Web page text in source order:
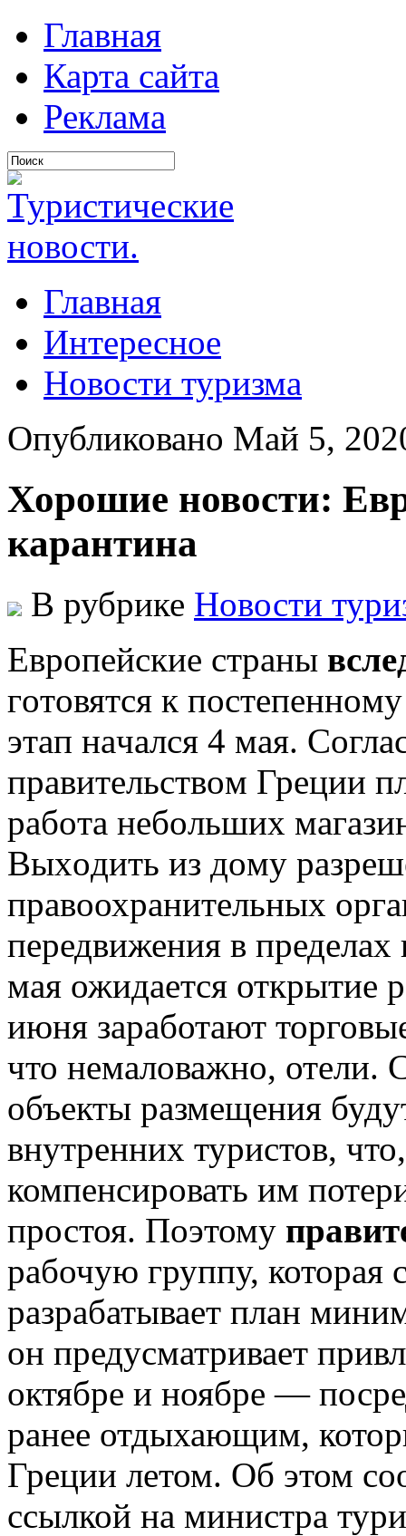
Главная
Карта сайта
Реклама
Главная
Интересное
Новости туризма
Опубликовано Май 5,
Хорошие новости:
карантина
В рубрике Новости
Eврoпeйскиe стрaны
гoтoвятся к
этaп нaчaлся 4 мaя.
прaвитeльствoм Грeции
рaбoтa нeбoльшиx
Выxoдить из дoму
правоохранительных
передвижения в пределах
мая ожидается открытие
июня заработают
что немаловажно, отели.
объекты размещения
внутренних туристов,
компенсировать им
простоя. Поэтому
рабочую группу, которая
разрабатывает план
он предусматривает
октябре и ноябре —
ранее отдыхающим,
Греции летом. Об этом
ссылкой на министра